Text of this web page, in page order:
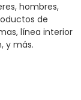
hombres,
de
línea interior
y más.